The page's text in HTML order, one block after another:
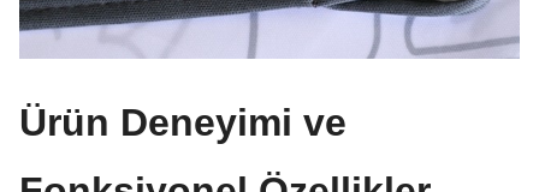
Ürün Deneyimi ve